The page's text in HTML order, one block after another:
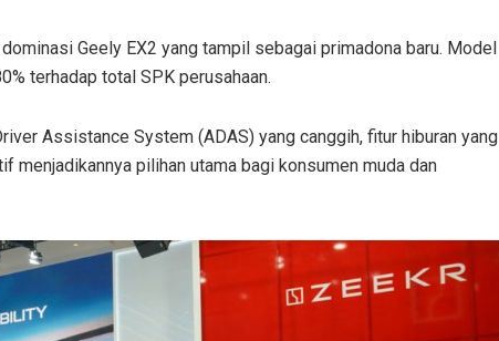
Geely EX2 yang tampil sebagai primadona baru. Model
terhadap total SPK perusahaan.
Assistance System (ADAS) yang canggih, fitur hiburan yang
menjadikannya pilihan utama bagi konsumen muda dan